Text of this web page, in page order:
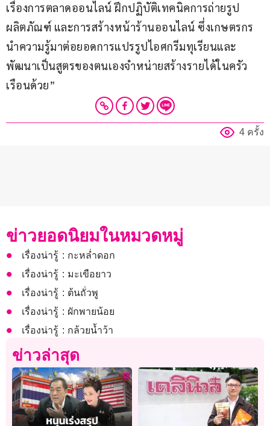
เรื่องการตลาดออนไลน์ ฝึกปฏิบัติเทคนิคการถ่ายรูป
ผลิตภัณฑ์ และการสร้างหน้าร้านออนไลน์ ซึ่งเกษตรกร
นำความรู้มาต่อยอดการแปรรูปไอศกรีมทุเรียนและ
พัฒนาเป็นสูตรของตนเองจำหน่ายสร้างรายได้ในครัว
เรือนด้วย”
4 ครั้ง
ข่าวยอดนิยมในหมวดหมู่
เรื่องน่ารู้ : กะหล่ำดอก
เรื่องน่ารู้ : มะเขือยาว
เรื่องน่ารู้ : ต้นถั่วพู
เรื่องน่ารู้ : ผักพายน้อย
เรื่องน่ารู้ : กล้วยน้ำว้า
ข่าวล่าสุด